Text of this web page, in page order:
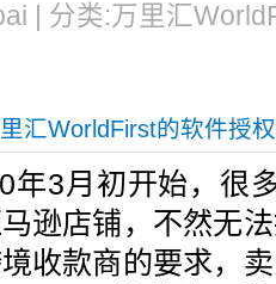
| 分类:万里汇
汇WorldFirst的软件授权
3月初开始，很多
逊店铺，不然无
收款商的要求，